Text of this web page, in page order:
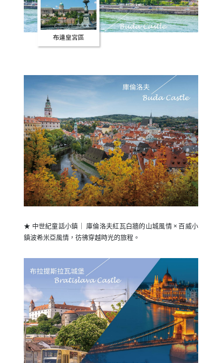
★ 中世紀童話小鎮｜ 庫倫洛夫紅瓦白牆的山城風情 × 百威小
鎮波希米亞風情，彷彿穿越時光的旅程。